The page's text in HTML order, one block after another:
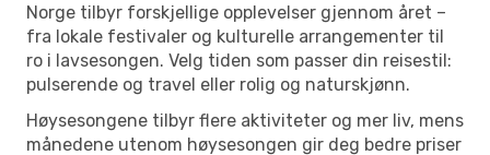
Norge tilbyr forskjellige opplevelser gjennom året –
fra lokale festivaler og kulturelle arrangementer til
ro i lavsesongen. Velg tiden som passer din reisestil:
pulserende og travel eller rolig og naturskjønn.
Høysesongene tilbyr flere aktiviteter og mer liv, mens
månedene utenom høysesongen gir deg bedre priser